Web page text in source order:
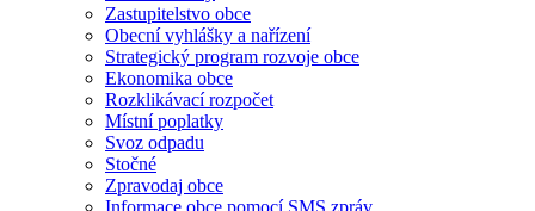
Zastupitelstvo obce
Obecní vyhlášky a nařízení
Strategický program rozvoje obce
Ekonomika obce
Rozklikávací rozpočet
Místní poplatky
Svoz odpadu
Stočné
Zpravodaj obce
Informace obce pomocí SMS zpráv